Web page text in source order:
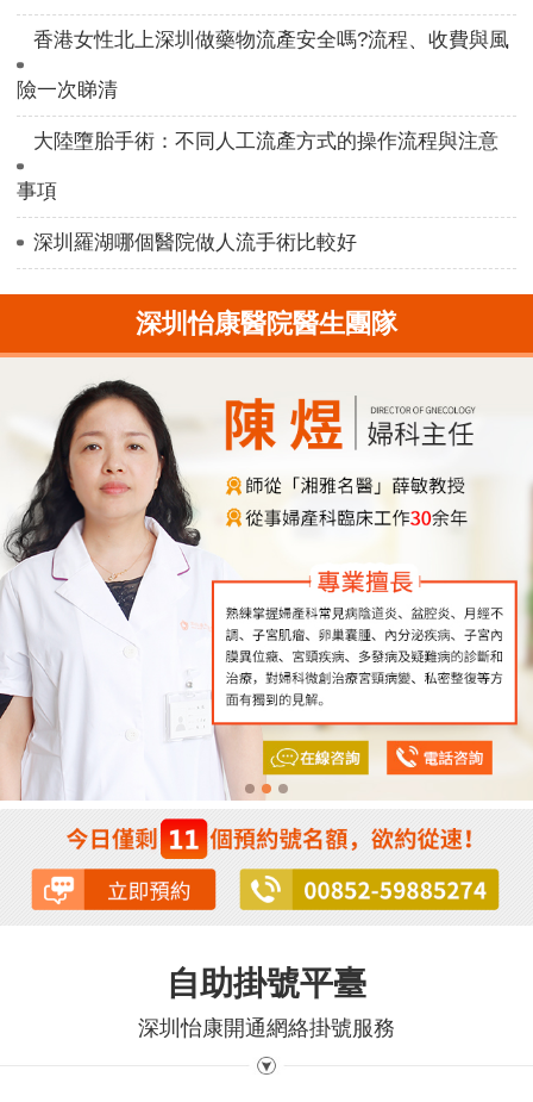
香港女性北上深圳做藥物流產安全嗎?流程、收費與風
險一次睇清
大陸墮胎手術：不同人工流產方式的操作流程與注意
事項
深圳羅湖哪個醫院做人流手術比較好
深圳怡康醫院醫生團隊
自助掛號平臺
深圳怡康開通網絡掛號服務